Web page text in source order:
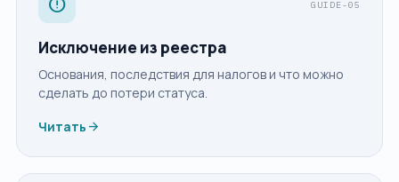
GUIDE-05
Исключение из реестра
Основания, последствия для налогов и что можно
сделать до потери статуса.
Читать arrow_forward